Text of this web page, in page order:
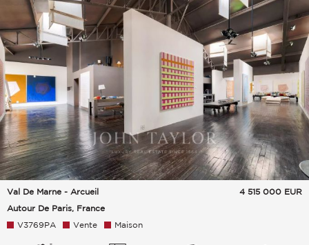
Val De Marne - Arcueil
Autour De Paris, France
4 515 000 EUR
V3769PA Vente Maison